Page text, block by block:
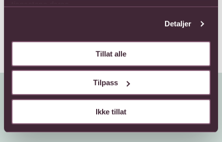
Detaljer
Tillat alle
Tilpass
Ikke tillat